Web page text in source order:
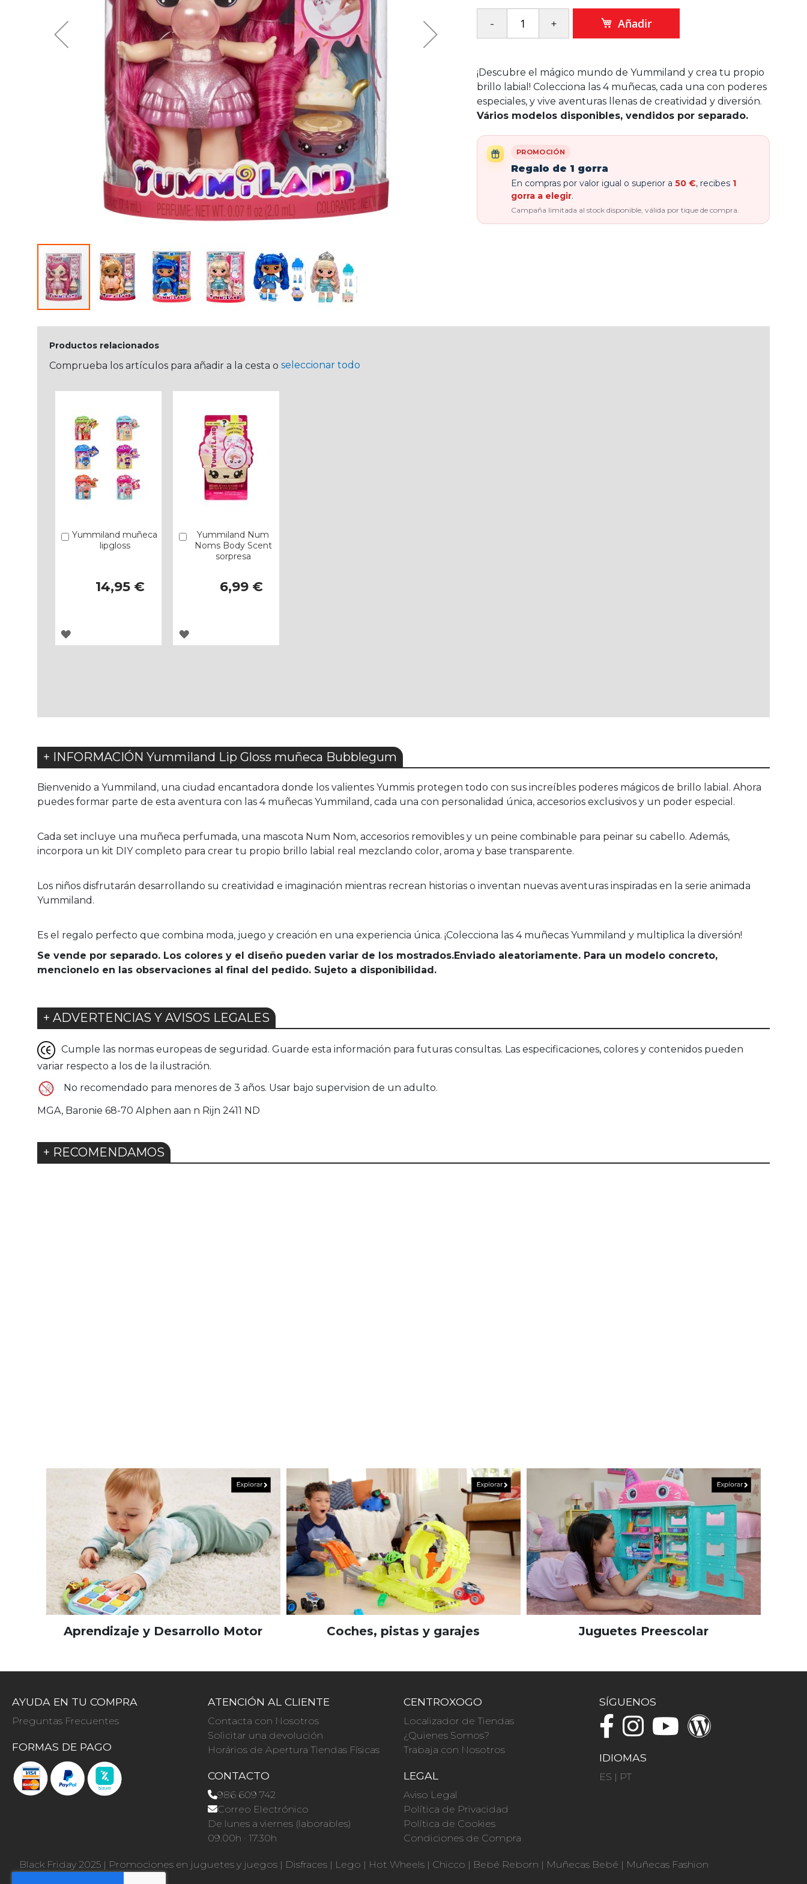
Añadir
¡Descubre el mágico mundo de Yummiland y crea tu propio
brillo labial! Colecciona las 4 muñecas, cada una con poderes
especiales, y vive aventuras llenas de creatividad y diversión.
Vários modelos disponibles, vendidos por separado.
PROMOCIÓN
Regalo de 1 gorra
En compras por valor igual o superior a 50 €, recibes 1
gorra a elegir.
Campaña limitada al stock disponible, válida por tique de compra.
Productos relacionados
Comprueba los artículos para añadir a la cesta o seleccionar todo
Yummiland muñeca
lipgloss
14,95 €
Añadir
AGREGAR
Yummiland Num
Noms Body Scent
sorpresa
6,99 €
Añadir
AGREGAR
+ INFORMACIÓN Yummiland Lip Gloss muñeca Bubblegum
Bienvenido a Yummiland, una ciudad encantadora donde los valientes Yummis protegen todo con sus increíbles poderes mágicos de brillo labial. Ahora
puedes formar parte de esta aventura con las 4 muñecas Yummiland, cada una con personalidad única, accesorios exclusivos y un poder especial.
Cada set incluye una muñeca perfumada, una mascota Num Nom, accesorios removibles y un peine combinable para peinar su cabello. Además,
incorpora un kit DIY completo para crear tu propio brillo labial real mezclando color, aroma y base transparente.
Los niños disfrutarán desarrollando su creatividad e imaginación mientras recrean historias o inventan nuevas aventuras inspiradas en la serie animada
Yummiland.
Es el regalo perfecto que combina moda, juego y creación en una experiencia única. ¡Colecciona las 4 muñecas Yummiland y multiplica la diversión!
Se vende por separado. Los colores y el diseño pueden variar de los mostrados.Enviado aleatoriamente. Para un modelo concreto,
mencionelo en las observaciones al final del pedido. Sujeto a disponibilidad.
+ ADVERTENCIAS Y AVISOS LEGALES
Cumple las normas europeas de seguridad. Guarde esta información para futuras consultas. Las especificaciones, colores y contenidos pueden
variar respecto a los de la ilustración.
No recomendado para menores de 3 años. Usar bajo supervision de un adulto.
MGA, Baronie 68-70 Alphen aan n Rijn 2411 ND
+ RECOMENDAMOS
Aprendizaje y Desarrollo Motor Coches, pistas y garajes Juguetes Preescolar
AYUDA EN TU COMPRA
Preguntas Frecuentes
FORMAS DE PAGO
ATENCIÓN AL CLIENTE
Contacta con Nosotros
Solicitar una devolución
Horários de Apertura Tiendas Físicas
CONTACTO
986 609 742
Correo Electrónico
De lunes a viernes (laborables)
09.00h · 17.30h
CENTROXOGO
Localizador de Tiendas
¿Quienes Somos?
Trabaja con Nosotros
LEGAL
Aviso Legal
Política de Privacidad
Política de Cookies
Condiciones de Compra
SÍGUENOS
IDIOMAS
ES | PT
Black Friday 2025 | Promociones en juguetes y juegos | Disfraces | Lego | Hot Wheels | Chicco | Bebé Reborn | Muñecas Bebé | Muñecas Fashion